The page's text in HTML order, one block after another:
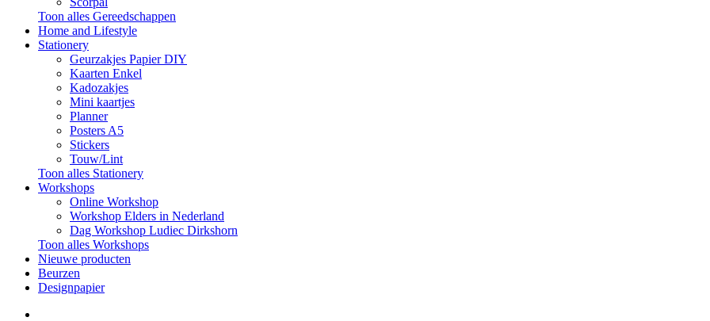
Toon alles Gereedschappen
Home and Lifestyle
Stationery
Geurzakjes Papier DIY
Kaarten Enkel
Kadozakjes
Mini kaartjes
Planner
Posters A5
Stickers
Touw/Lint
Toon alles Stationery
Workshops
Online Workshop
Workshop Elders in Nederland
Dag Workshop Ludiec Dirkshorn
Toon alles Workshops
Nieuwe producten
Beurzen
Designpapier